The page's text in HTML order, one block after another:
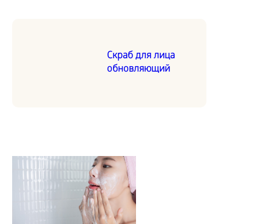
Скраб для лица
обновляющий